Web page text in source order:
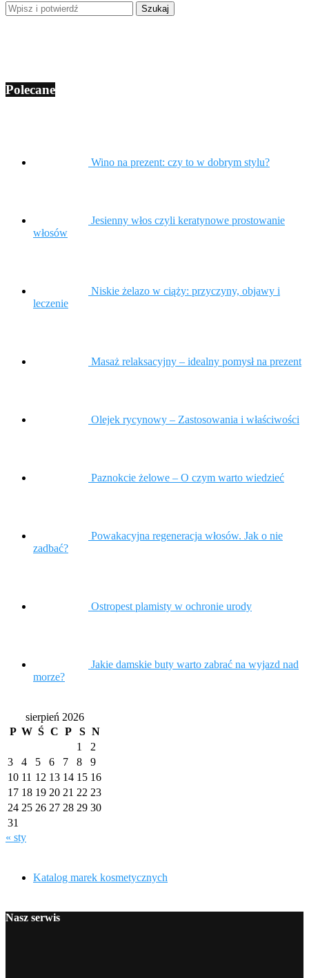
Polecane
Wino na prezent: czy to w dobrym stylu?
Jesienny włos czyli keratynowe prostowanie
włosów
Niskie żelazo w ciąży: przyczyny, objawy i
leczenie
Masaż relaksacyjny – idealny pomysł na prezent
Olejek rycynowy – Zastosowania i właściwości
Paznokcie żelowe – O czym warto wiedzieć
Powakacyjna regeneracja włosów. Jak o nie
zadbać?
Ostropest plamisty w ochronie urody
Jakie damskie buty warto zabrać na wyjazd nad
morze?
sierpień 2026
P W Ś C P S N
1
2
3
4 5 6 7 8
9
10 11 12 13 14 15 16
17 18 19 20 21 22 23
24 25 26 27 28 29 30
31
« sty
Katalog marek kosmetycznych
Nasz serwis